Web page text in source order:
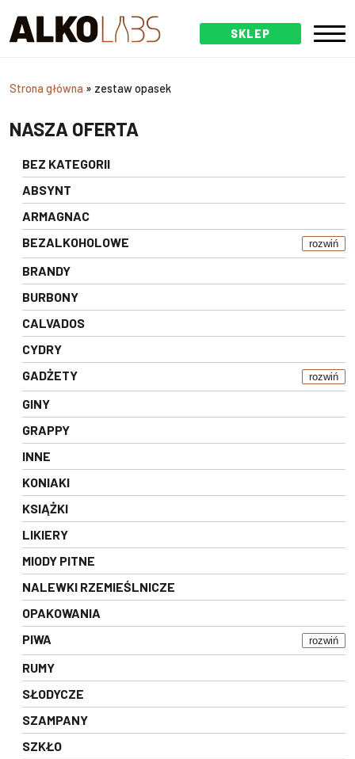
SKLEP
Strona główna » zestaw opasek
NASZA OFERTA
BEZ KATEGORII
ABSYNT
ARMAGNAC
BEZALKOHOLOWE
rozwiń
BRANDY
BURBONY
CALVADOS
CYDRY
GADŻETY
rozwiń
GINY
GRAPPY
INNE
KONIAKI
KSIĄŻKI
LIKIERY
MIODY PITNE
NALEWKI RZEMIEŚLNICZE
OPAKOWANIA
PIWA
rozwiń
RUMY
SŁODYCZE
SZAMPANY
SZKŁO